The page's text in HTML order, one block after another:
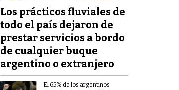
Los prácticos fluviales de
todo el país dejaron de
prestar servicios a bordo
de cualquier buque
argentino o extranjero
El 65% de los argentinos